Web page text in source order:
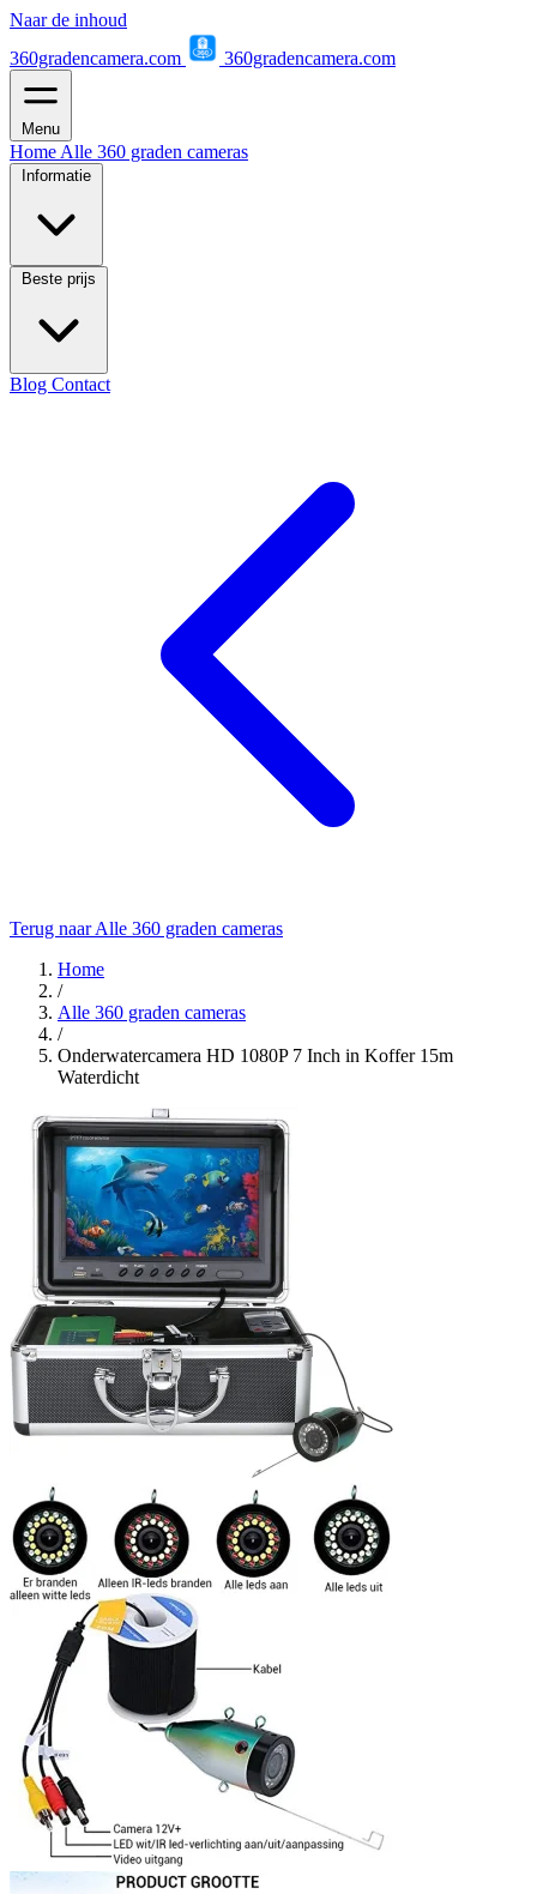
Naar de inhoud
360gradencamera.com
360gradencamera.com
Menu
Home Alle 360 graden cameras
Informatie
Beste prijs
Blog Contact
Terug naar Alle 360 graden cameras
Home
/
Alle 360 graden cameras
/
Onderwatercamera HD 1080P 7 Inch in Koffer 15m
Waterdicht